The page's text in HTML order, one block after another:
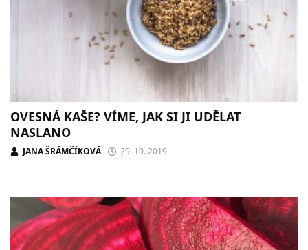
OVESNÁ KAŠE? VÍME, JAK SI JI UDĚLAT
NASLANO
JANA ŠRÁMČÍKOVÁ 29. 10. 2019